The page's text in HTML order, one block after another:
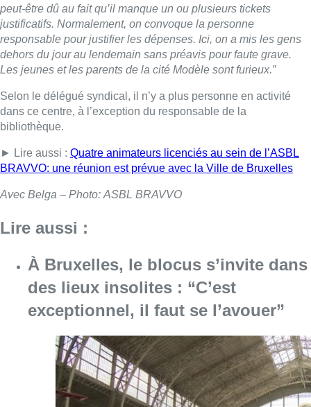
peut-être dû au fait qu’il manque un ou plusieurs tickets
justificatifs. Normalement, on convoque la personne
responsable pour justifier les dépenses. Ici, on a mis les gens
dehors du jour au lendemain sans préavis pour faute grave.
Les jeunes et les parents de la cité Modèle sont furieux.”
Selon le délégué syndical, il n’y a plus personne en activité
dans ce centre, à l’exception du responsable de la
bibliothèque.
► Lire aussi : Quatre animateurs licenciés au sein de l’ASBL
BRAVVO: une réunion est prévue avec la Ville de Bruxelles
Avec Belga – Photo: ASBL BRAVVO
Lire aussi :
À Bruxelles, le blocus s’invite dans
des lieux insolites : “C’est
exceptionnel, il faut se l’avouer”